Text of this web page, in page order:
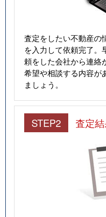
査定をしたい不動産の
を入力して依頼完了。
頼をした会社から連絡
希望や相談する内容が
ましょう。
STEP2 査定